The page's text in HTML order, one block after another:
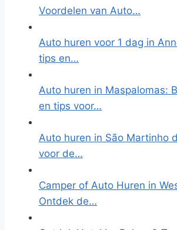
Voordelen van Auto…
Auto huren voor 1 dag in
tips en…
Auto huren in Maspalomas:
en tips voor…
Auto huren in São Martinho
voor de…
Camper of Auto Huren in
Ontdek de…